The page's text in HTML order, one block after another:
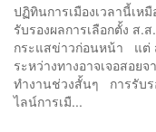
ปฏิทินการเมืองเวลานี้เห
รับรองผลการเลือกตั้ง ส.
กระแสข่าวก่อนหน้า แต่
ระหว่างทางอาจเจอสอยจ
ทำงานช่วงสั้นๆ การรับร
ไลน์การเมื...